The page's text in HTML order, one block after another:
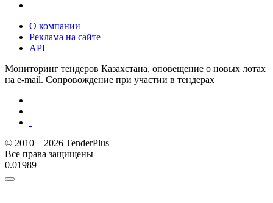
О компании
Реклама на сайте
API
Мониторинг тендеров Казахстана, оповещение о новых лотах
на e-mail. Сопровождение при участии в тендерах
© 2010—2026 TenderPlus
Все права защищены
0.01989